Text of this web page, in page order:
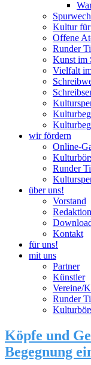
Kultur für
Offene
Runder
Kunst im
Vielfalt
wir fördern
Online-
Runder
über uns!
Vorstand
Kontakt
für uns!
mit uns
Partner
Künstler
Vereine/
Runder
Köpfe und
Begegnung